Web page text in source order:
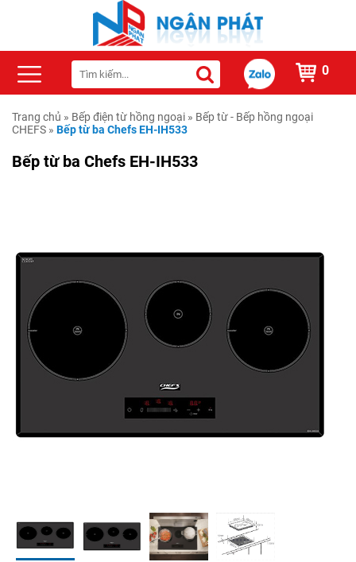
0
Trang chủ » Bếp điện từ hồng ngoại » Bếp từ - Bếp hồng ngoại
CHEFS » Bếp từ ba Chefs EH-IH533
Bếp từ ba Chefs EH-IH533